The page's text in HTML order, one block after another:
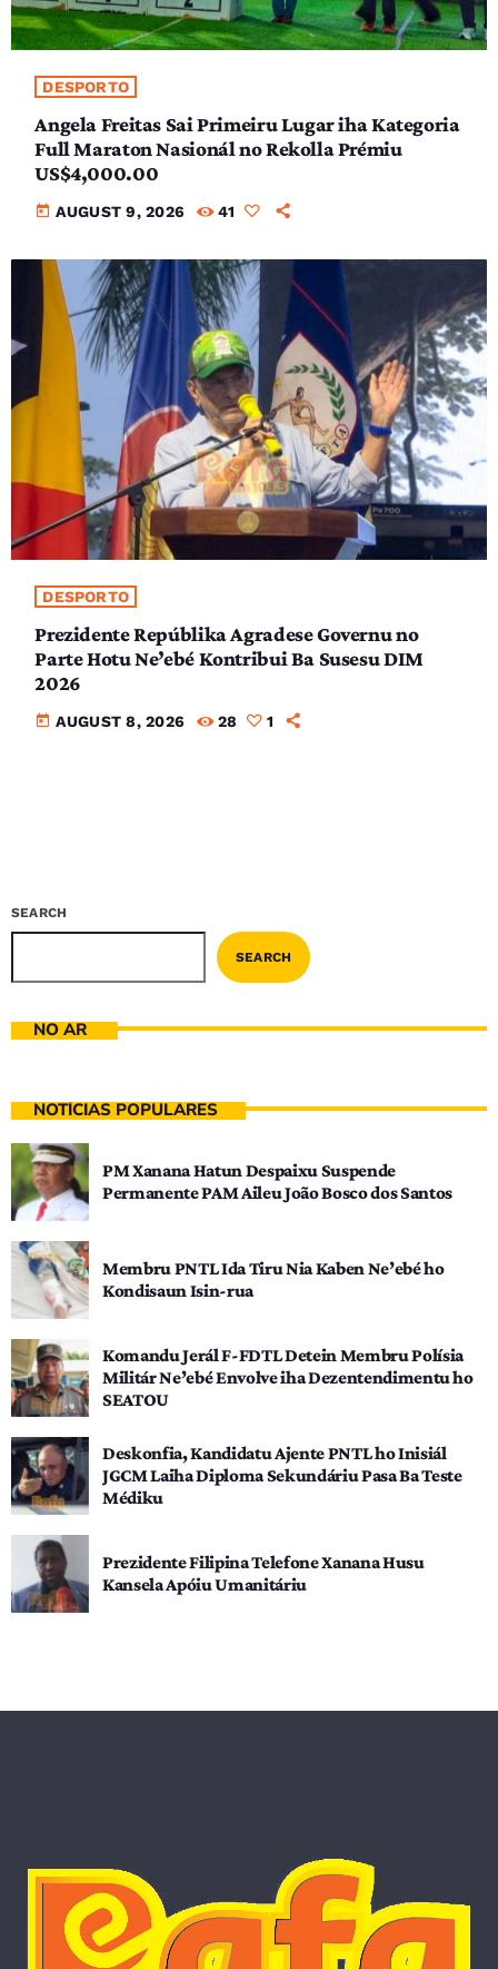
DESPORTO
Angela Freitas Sai Primeiru Lugar iha Kategoria
Full Maraton Nasionál no Rekolla Prémiu
US$4,000.00
today AUGUST 9, 2026 41
DESPORTO
Prezidente Repúblika Agradese Governu no
Parte Hotu Ne’ebé Kontribui Ba Susesu DIM
2026
today AUGUST 8, 2026 28 1
SEARCH
SEARCH
NO AR
NOTÍCIAS POPULARES
PM Xanana Hatun Despaixu Suspende
Permanente PAM Aileu João Bosco dos Santos
Membru PNTL Ida Tiru Nia Kaben Ne’ebé ho
Kondisaun Isin-rua
Komandu Jerál F-FDTL Detein Membru Polísia
Militár Ne’ebé Envolve iha Dezentendimentu ho
SEATOU
Deskonfia, Kandidatu Ajente PNTL ho Inisiál
JGCM Laiha Diploma Sekundáriu Pasa Ba Teste
Médiku
Prezidente Filipina Telefone Xanana Husu
Kansela Apóiu Umanitáriu